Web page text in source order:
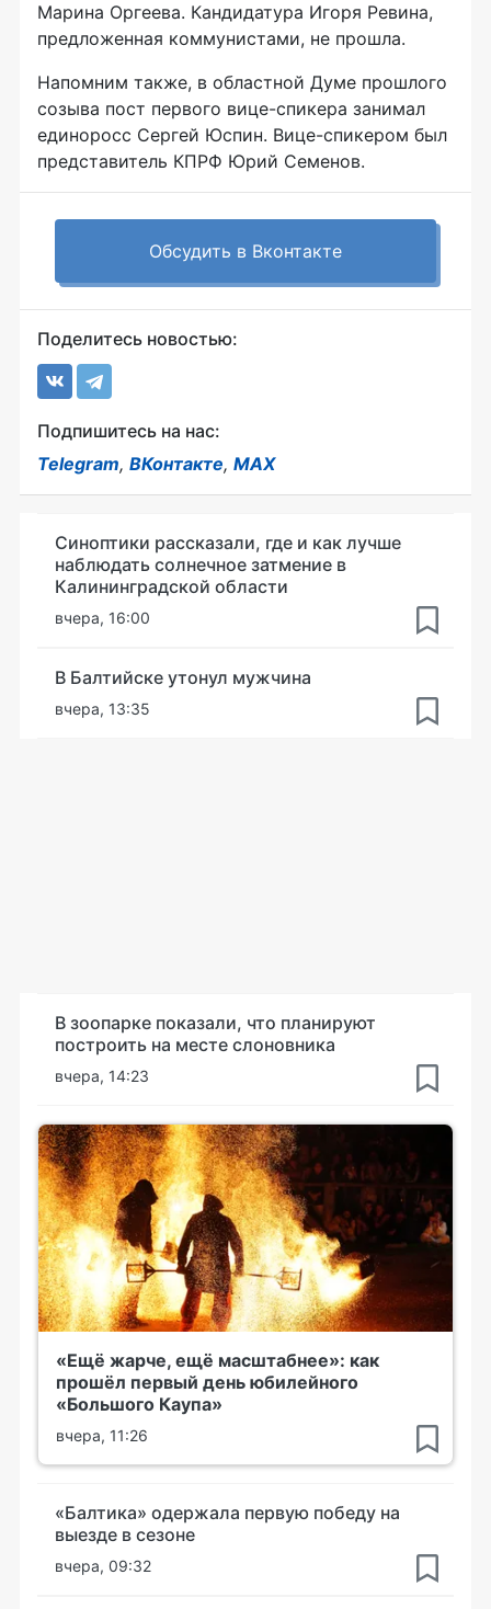
Марина Оргеева. Кандидатура Игоря Ревина,
предложенная коммунистами, не прошла.
Напомним также, в областной Думе прошлого
созыва пост первого вице-спикера занимал
единоросс Сергей Юспин. Вице-спикером был
представитель КПРФ Юрий Семенов.
Обсудить в Вконтакте
Поделитесь новостью:
Подпишитесь на нас:
Telegram, ВКонтакте, MAX
Синоптики рассказали, где и как лучше
наблюдать солнечное затмение в
Калининградской области
вчера, 16:00
В Балтийске утонул мужчина
вчера, 13:35
В зоопарке показали, что планируют
построить на месте слоновника
вчера, 14:23
«Ещё жарче, ещё масштабнее»: как
прошёл первый день юбилейного
«Большого Каупа»
вчера, 11:26
«Балтика» одержала первую победу на
выезде в сезоне
вчера, 09:32